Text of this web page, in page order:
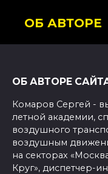
ОБ АВТОРЕ
ОБ АВТОРЕ
Комаров Сергей -
летной академии,
воздушного
воздушным
на секторах
Круг», диспетчер-